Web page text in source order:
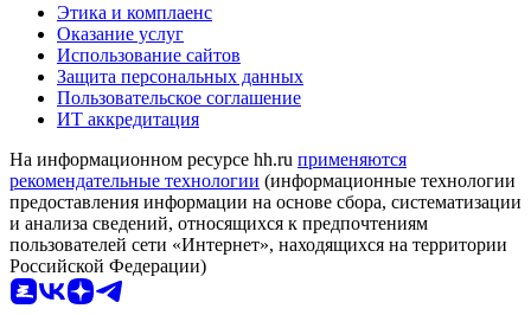
Этика и комплаенс
Оказание услуг
Использование сайтов
Защита персональных данных
Пользовательское соглашение
ИТ аккредитация
На информационном ресурсе hh.ru применяются
рекомендательные технологии (информационные технологии
предоставления информации на основе сбора, систематизации
и анализа сведений, относящихся к предпочтениям
пользователей сети «Интернет», находящихся на территории
Российской Федерации)